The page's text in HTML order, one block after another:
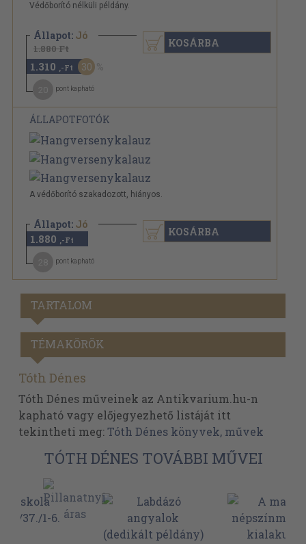
Védőborító nélküli példány.
Állapot: Jó
1.880 Ft
1.310 ,-Ft 30
pont kapható
KOSÁRBA
ÁLLAPOTFOTÓK
A védőborító szakadozott, hiányos.
Állapot: Jó
1.880 ,-Ft
pont kapható
KOSÁRBA
TARTALOM
TÉMAKÖRÖK
Tóth Dénes
Tóth Dénes műveinek az Antikvarium.hu-n
kapható vagy előjegyezhető listáját itt
tekintheti meg:Tóth Dénes könyvek, művek
TÓTH DÉNES TOVÁBBI MŰVEI